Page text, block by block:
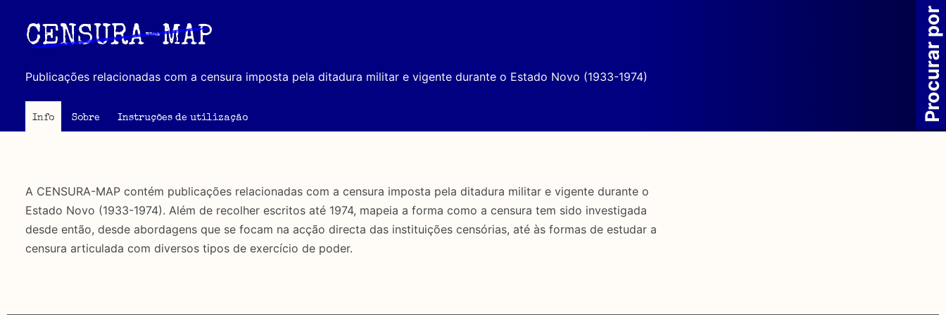
principal
CENSURA-MAP
Publicações relacionadas com a censura imposta pela ditadura militar e vigente durante o Estado Novo (1933-1974)
Info Sobre Instruções de utilização
A CENSURA-MAP contém publicações relacionadas com a censura imposta pela ditadura militar e vigente durante o
Estado Novo (1933-1974). Além de recolher escritos até 1974, mapeia a forma como a censura tem sido investigada
desde então, desde abordagens que se focam na acção directa das instituições censórias, até às formas de estudar a
censura articulada com diversos tipos de exercício de poder.
Procurar por